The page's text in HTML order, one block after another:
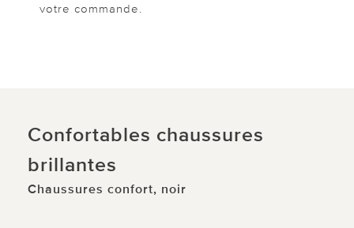
votre commande.
Confortables chaussures
brillantes
Chaussures confort, noir